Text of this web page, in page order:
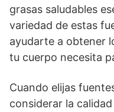
grasas saludables
variedad de estas
ayudarte a obtener
tu cuerpo necesita
Cuando elijas
considerar la